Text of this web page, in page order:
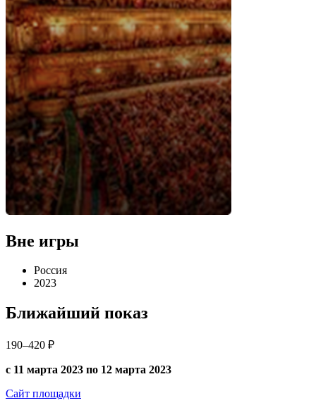
Вне игры
Россия
2023
Ближайший показ
190–420 ₽
с 11 марта 2023 по 12 марта 2023
Сайт площадки